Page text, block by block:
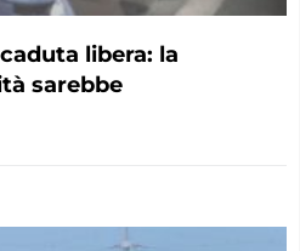
libera: la
sarebbe